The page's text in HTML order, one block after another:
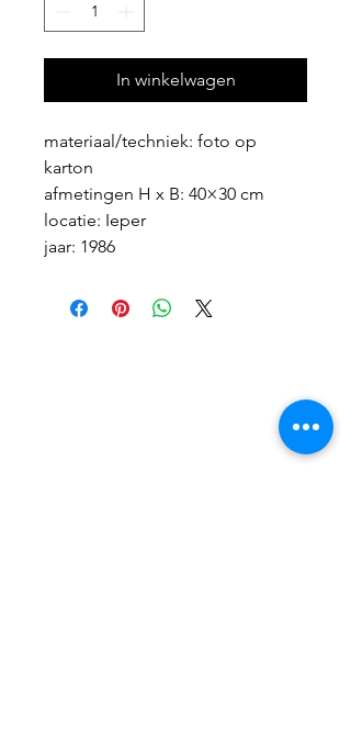
In winkelwagen
materiaal/techniek: foto op
karton
afmetingen H x B: 40×30 cm
locatie: Ieper
jaar: 1986